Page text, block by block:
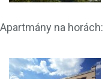
Apartmány na